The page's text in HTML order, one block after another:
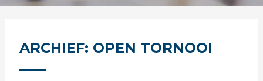
ARCHIEF: OPEN TORNOOI